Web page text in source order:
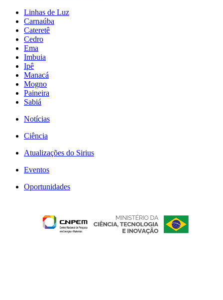
Linhas de Luz
Carnaúba
Cateretê
Cedro
Ema
Imbuia
Ipê
Manacá
Mogno
Paineira
Sabiá
Notícias
Ciência
Atualizações do Sirius
Eventos
Oportunidades